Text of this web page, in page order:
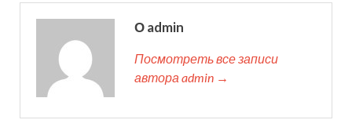
О admin
Посмотреть все записи
автора admin →